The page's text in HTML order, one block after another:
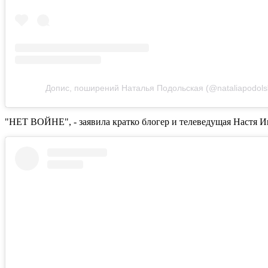
Допис, поширений Наталья Подольская
"НЕТ ВОЙНЕ", - заявила кратко блогер и телеведущая Настя